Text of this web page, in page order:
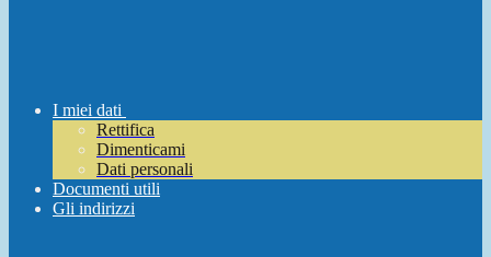
I miei dati
Rettifica
Dimenticami
Dati personali
Documenti utili
Gli indirizzi